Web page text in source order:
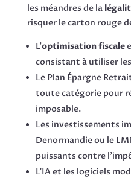
les méandres de la
risquer le carton rouge
L'optimisation fiscale
consistant à utiliser
Le Plan Épargne
toute catégorie pour
imposable.
Les investissements
Denormandie ou le
puissants contre
L'IA et les logiciels